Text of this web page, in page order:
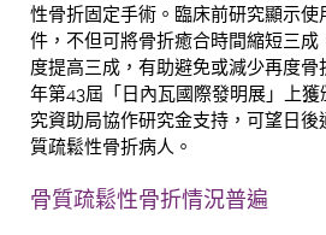
性骨折固定手術。臨床前研究顯示使
件，不但可將骨折癒合時間縮短三成
度提高三成，有助避免或減少再度
年第43屆「日內瓦國際發明展」上
究資助局協作研究金支持，可望日
質疏鬆性骨折病人。
骨質疏鬆性骨折情況普遍